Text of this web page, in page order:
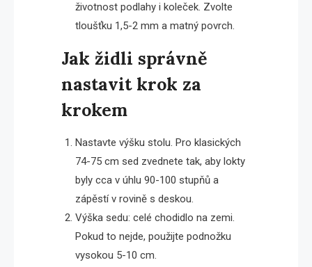
životnost podlahy i koleček. Zvolte
tloušťku 1,5-2 mm a matný povrch.
Jak židli správně
nastavit krok za
krokem
Nastavte výšku stolu. Pro klasických
74-75 cm sed zvednete tak, aby lokty
byly cca v úhlu 90-100 stupňů a
zápěstí v rovině s deskou.
Výška sedu: celé chodidlo na zemi.
Pokud to nejde, použijte podnožku
vysokou 5-10 cm.